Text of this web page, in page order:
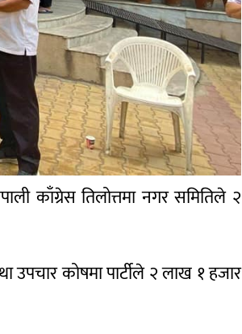
काँग्रेस तिलोत्तमा नगर समितिले २
उपचार कोषमा पार्टीले २ लाख १ हजार